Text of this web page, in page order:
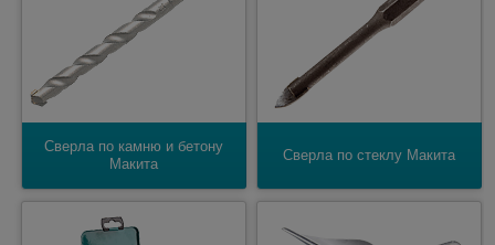
Сверла по камню и бетону
Макита
Сверла по стеклу Макита